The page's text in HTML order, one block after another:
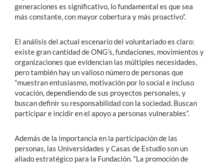
generaciones es significativo, lo fundamental es que sea
más constante, con mayor cobertura y más proactivo”.
El análisis del actual escenario del voluntariado es claro:
existe gran cantidad de ONG’s, fundaciones, movimientos y
organizaciones que evidencian las múltiples necesidades,
pero también hay un valioso número de personas que
“muestran entusiasmo, motivación por lo social e incluso
vocación, dependiendo de sus proyectos personales, y
buscan definir su responsabilidad con la sociedad. Buscan
participar e incidir en el apoyo a personas vulnerables”.
Además de la importancia en la participación de las
personas, las Universidades y Casas de Estudio son un
aliado estratégico para la Fundación. “La promoción de